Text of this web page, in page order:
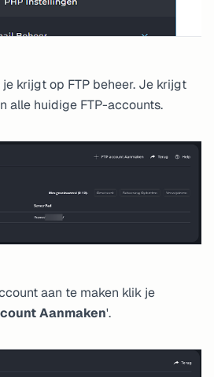
krijgt op FTP beheer. Je krijgt
alle huidige FTP-accounts.
aan te maken klik je
Aanmaken'.